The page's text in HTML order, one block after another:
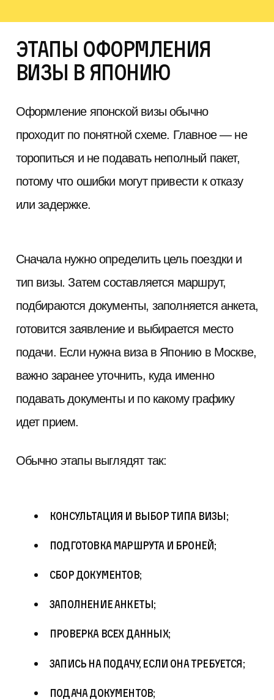
Этапы оформления
визы в Японию
Оформление японской визы обычно
проходит по понятной схеме. Главное — не
торопиться и не подавать неполный пакет,
потому что ошибки могут привести к отказу
или задержке.
Сначала нужно определить цель поездки и
тип визы. Затем составляется маршрут,
подбираются документы, заполняется анкета,
готовится заявление и выбирается место
подачи. Если нужна виза в Японию в Москве,
важно заранее уточнить, куда именно
подавать документы и по какому графику
идет прием.
Обычно этапы выглядят так:
консультация и выбор типа визы;
подготовка маршрута и броней;
сбор документов;
заполнение анкеты;
проверка всех данных;
запись на подачу, если она требуется;
подача документов;